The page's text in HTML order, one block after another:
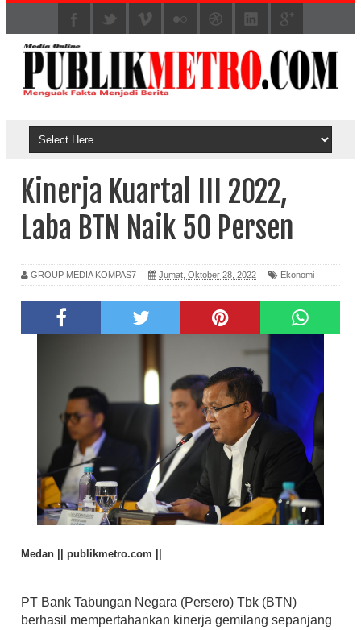
Kinerja Kuartal III 2022,
Laba BTN Naik 50 Persen
GROUP MEDIA KOMPAS7 Jumat, Oktober 28, 2022 Ekonomi
Medan || publikmetro.com ||
PT Bank Tabungan Negara (Persero) Tbk (BTN)
berhasil mempertahankan kinerja gemilang sepanjang